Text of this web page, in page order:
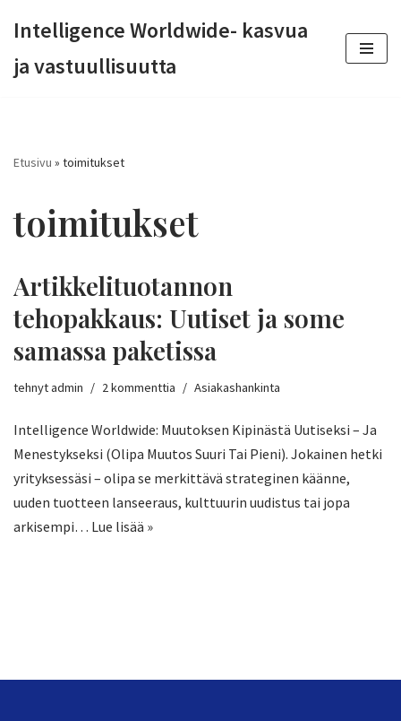
suoraan
Intelligence Worldwide- kasvua
ja vastuullisuutta
Etusivu » toimitukset
toimitukset
Artikkelituotannon
tehopakkaus: Uutiset ja some
samassa paketissa
tehnytadmin 2 kommenttia Asiakashankinta
Intelligence Worldwide: Muutoksen Kipinästä Uutiseksi – Ja
Menestykseksi (Olipa Muutos Suuri Tai Pieni). Jokainen hetki
yrityksessäsi – olipa se merkittävä strateginen käänne,
uuden tuotteen lanseeraus, kulttuurin uudistus tai jopa
arkisempi… Lue lisää »